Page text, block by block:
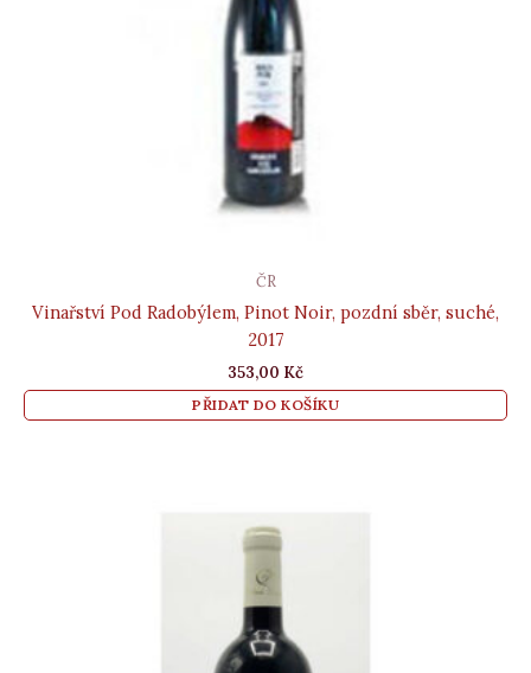
ČR
Vinařství Pod Radobýlem, Pinot Noir, pozdní sběr, suché,
2017
353,00 Kč
PŘIDAT DO KOŠÍKU